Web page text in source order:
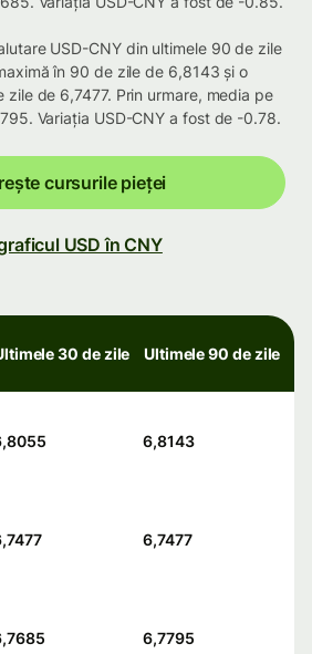
USD-CNY din ultimele 90 de zile
în 90 de zile de 6,8143 și o
zile de 6,7477. Prin urmare, media pe
Variația USD-CNY a fost de -0.78.
cursurile pieței
USD în CNY
30 de zile Ultimele 90 de zile
6,8143
6,7477
6,7795